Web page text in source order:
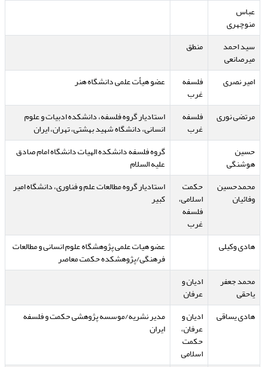
عباس
منوچهری
سید احمد
میرصانعی
منطق
امیر نصری فلسفه
غرب
عضو هیأت علمی دانشگاه هنر
مرتضی نوری فلسفه
غرب
استادیار گروه فلسفه، دانشکده ادبیات و علوم
انسانی، دانشگاه شهید بهشتی، تهران، ایران
حسین
هوشنگی
گروه فلسفه دانشکده الهیات دانشگاه امام صادق
علیه السلام
محمدحسین
وفائیان
حکمت
اسلامی،
فلسفه
غرب
استادیار گروه مطالعات علم و فناوری، دانشگاه امیر
کبیر
هادی وکیلی عضو هیات علمی پژوهشگاه علوم انسانی و مطالعات
فرهنگی/پژوهشکده حکمت معاصر
محمد جعفر
یاحقی
ادیان و
عرفان
هادی یساقی
ادیان و
عرفان،
حکمت
اسلامی
مدیر نشریه/موسسه پژوهشی حکمت و فلسفه
ایران